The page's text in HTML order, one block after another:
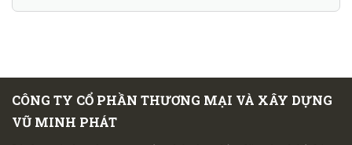
CÔNG TY CỔ PHẦN THƯƠNG MẠI VÀ XÂY DỰNG
VŨ MINH PHÁT